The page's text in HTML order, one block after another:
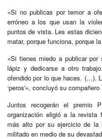
«Si no publicas por temor a
erróneo a los que usan la
puntos de vista. Les estas
matar, porque funciona, porque
«Si tienes miedo a publicar
lápiz y dedicarse a otro
ofendido por lo que haces. (…).
‘peros'», concluyó su compañero
Juntos recogerán el premio
organización eligió a la revista
más alto por su ejercicio de la
militado en medio de su